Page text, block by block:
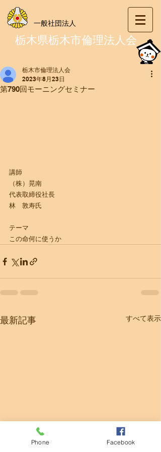
一般社団法人
栃木県栃木市倫理法人会
第790回モーニングセミナー
栃木市倫理法人会
2023年8月23日
講師
（株）晃南
代表取締役社長
​林　敦寿氏
テーマ
​この命何に使うか
最新記事 すべて表示
Phone Facebook